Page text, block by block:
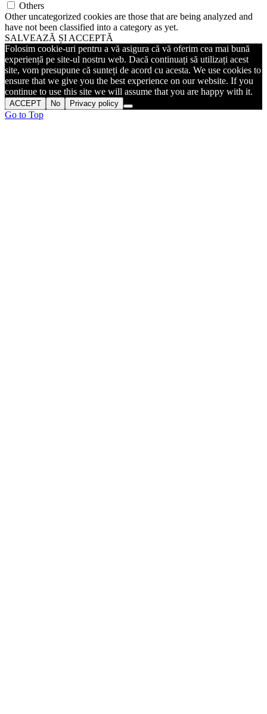
Others
Other uncategorized cookies are those that are being analyzed and
have not been classified into a category as yet.
SALVEAZĂ ȘI ACCEPTĂ
Folosim cookie-uri pentru a vă asigura că vă oferim cea mai bună
experiență pe site-ul nostru web. Dacă continuați să utilizați acest
site, vom presupune că sunteți de acord cu acesta. We use cookies to
ensure that we give you the best experience on our website. If you
continue to use this site we will assume that you are happy with it.
ACCEPT No Privacy policy
Go to Top